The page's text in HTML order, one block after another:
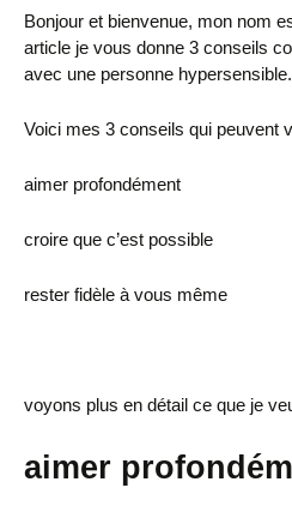
Bonjour et bienvenue, mon nom
article je vous donne 3 conseils
avec une personne hypersensible.
Voici mes 3 conseils qui peuvent
aimer profondément
croire que c’est possible
rester fidèle à vous même
voyons plus en détail ce que je
aimer